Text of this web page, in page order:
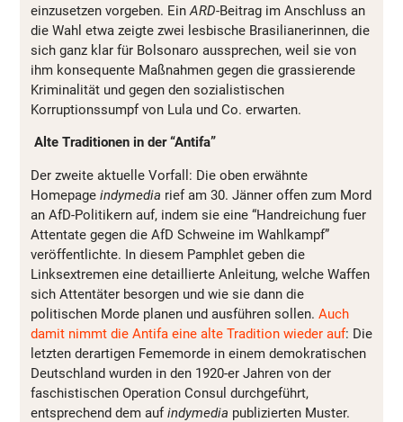
einzusetzen vorgeben. EinARD-Beitrag im Anschluss an
die Wahl etwa zeigte zwei lesbische Brasilianerinnen, die
sich ganz klar für Bolsonaro aussprechen, weil sie von
ihm konsequente Maßnahmen gegen die grassierende
Kriminalität und gegen den sozialistischen
Korruptionssumpf von Lula und Co. erwarten.
Alte Traditionen in der “Antifa”
Der zweite aktuelle Vorfall: Die oben erwähnte
Homepage indymedia rief am 30. Jänner offen zum Mord
an AfD-Politikern auf, indem sie eine “Handreichung fuer
Attentate gegen die AfD Schweine im Wahlkampf”
veröffentlichte. In diesem Pamphlet geben die
Linksextremen eine detaillierte Anleitung, welche Waffen
sich Attentäter besorgen und wie sie dann die
politischen Morde planen und ausführen sollen. Auch
damit nimmt die Antifa eine alte Tradition wieder auf: Die
letzten derartigen Fememorde in einem demokratischen
Deutschland wurden in den 1920-er Jahren von der
faschistischen Operation Consul durchgeführt,
entsprechend dem aufindymedia publizierten Muster.